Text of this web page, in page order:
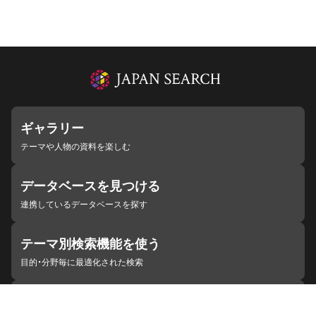
ギャラリー
テーマや人物の資料を楽しむ
データベースを見つける
連携しているデータベースを探す
テーマ別検索機能を使う
目的・分野毎に最適化された検索